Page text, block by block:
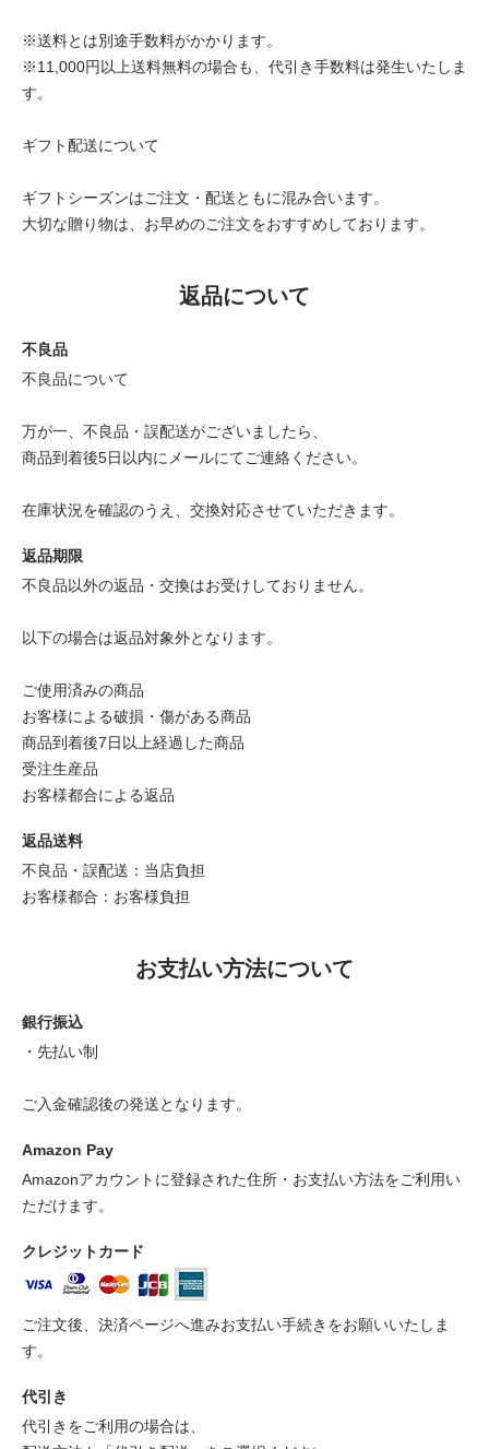
※送料とは別途手数料がかかります。
※11,000円以上送料無料の場合も、代引き手数料は発生いたしま
す。
ギフト配送について
ギフトシーズンはご注文・配送ともに混み合います。
大切な贈り物は、お早めのご注文をおすすめしております。
返品について
不良品
不良品について
万が一、不良品・誤配送がございましたら、
商品到着後5日以内にメールにてご連絡ください。
在庫状況を確認のうえ、交換対応させていただきます。
返品期限
不良品以外の返品・交換はお受けしておりません。
以下の場合は返品対象外となります。
ご使用済みの商品
お客様による破損・傷がある商品
商品到着後7日以上経過した商品
受注生産品
お客様都合による返品
返品送料
不良品・誤配送：当店負担
お客様都合：お客様負担
お支払い方法について
銀行振込
・先払い制
ご入金確認後の発送となります。
Amazon Pay
Amazonアカウントに登録された住所・お支払い方法をご利用い
ただけます。
クレジットカード
ご注文後、決済ページへ進みお支払い手続きをお願いいたしま
す。
代引き
代引きをご利用の場合は、